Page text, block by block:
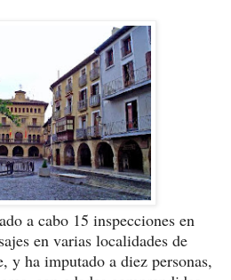
a cabo 15 inspecciones en
en varias localidades de
y ha imputado a diez personas,